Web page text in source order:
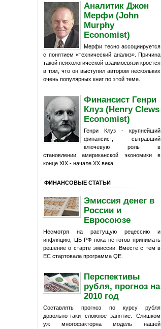
Аналитик Джон
Мерфи (John
Murphy
Economist)
Мерфи тесно ассоциируется
с понятием «технический анализ». Причина
такой психологической взаимосвязи кроется
в том, что он выступил автором нескольких
очень популярных книг по этой теме.
Финансист Генри
Клуз (Henry Clews
Economist)
Генри Клуз - крупнейший
финансист, сыгравший
ключевую роль в
становлении американской экономики в
конце XIX - начале XX века.
ФИНАНСОВЫЕ СТАТЬИ
Эмиссия денег в
России и
Евросоюзе
Несмотря на растущую рецессию и
инфляцию, ЦБ РФ пока не готов принимать
решение о старте эмиссии. Вместе с тем в
ЕС стартовала программа QE.
Перспективы
рубля, прогноз на
2010 год
Составлять прогноз по курсу рубля
довольно-таки сложное занятие. Слишком
уж многофакторна модель нашей